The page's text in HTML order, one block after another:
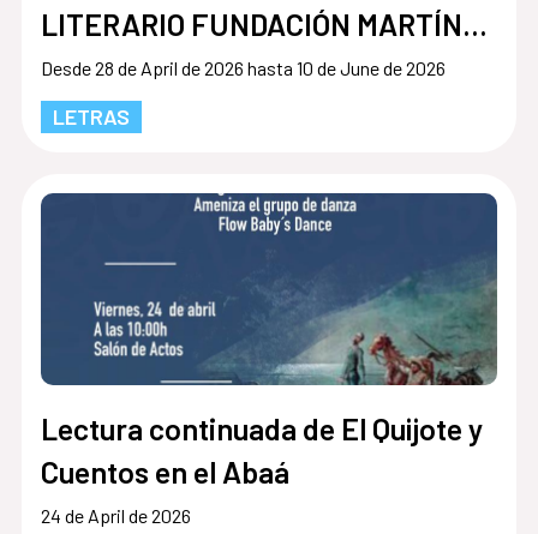
LITERARIO FUNDACIÓN MARTÍNEZ
HERMANOS
Desde 28 de April de 2026 hasta 10 de June de 2026
LETRAS
Lectura continuada de El Quijote y
Cuentos en el Abaá
24 de April de 2026